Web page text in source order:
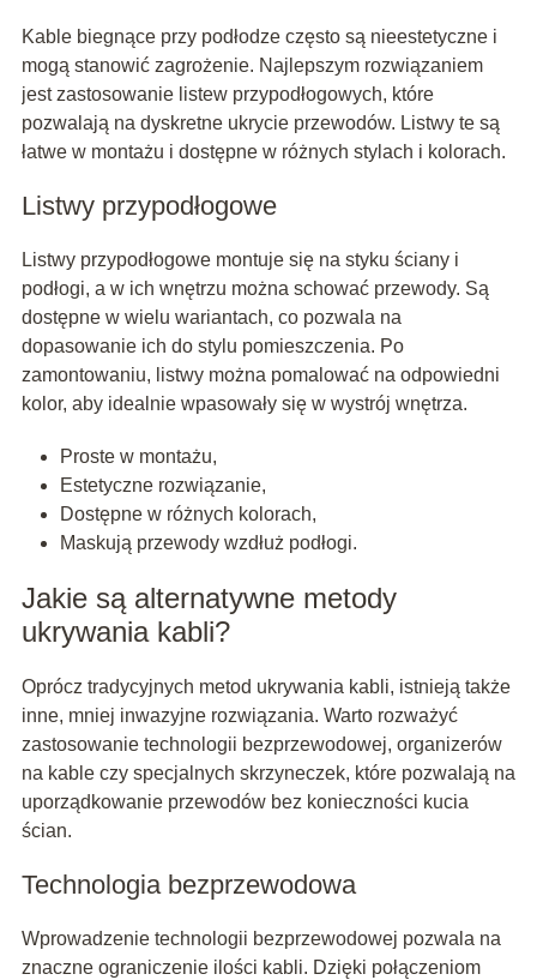
Kable biegnące przy podłodze często są nieestetyczne i
mogą stanowić zagrożenie. Najlepszym rozwiązaniem
jest zastosowanie listew przypodłogowych, które
pozwalają na dyskretne ukrycie przewodów. Listwy te są
łatwe w montażu i dostępne w różnych stylach i kolorach.
Listwy przypodłogowe
Listwy przypodłogowe montuje się na styku ściany i
podłogi, a w ich wnętrzu można schować przewody. Są
dostępne w wielu wariantach, co pozwala na
dopasowanie ich do stylu pomieszczenia. Po
zamontowaniu, listwy można pomalować na odpowiedni
kolor, aby idealnie wpasowały się w wystrój wnętrza.
Proste w montażu,
Estetyczne rozwiązanie,
Dostępne w różnych kolorach,
Maskują przewody wzdłuż podłogi.
Jakie są alternatywne metody
ukrywania kabli?
Oprócz tradycyjnych metod ukrywania kabli, istnieją także
inne, mniej inwazyjne rozwiązania. Warto rozważyć
zastosowanie technologii bezprzewodowej, organizerów
na kable czy specjalnych skrzyneczek, które pozwalają na
uporządkowanie przewodów bez konieczności kucia
ścian.
Technologia bezprzewodowa
Wprowadzenie technologii bezprzewodowej pozwala na
znaczne ograniczenie ilości kabli. Dzięki połączeniom